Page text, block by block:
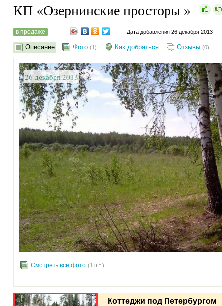
КП «Озернинские просторы »
в продаже Дата добавления 26 декабря 2013
Описание Фото (1) Как добраться Отзывы (0)
26 декабря 2013
Смотреть все фото (1 шт.)
Коттеджи под Петербургом